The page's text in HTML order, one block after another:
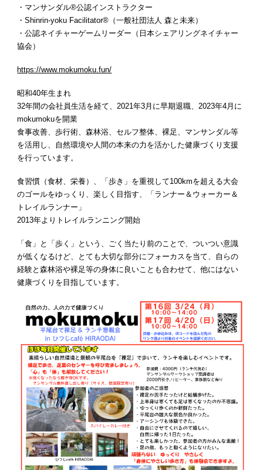
・マンサンダル®︎公認インストラクター
・Shinrin-yoku Facilitator®︎（一般社団法人 森と未来）
・公認ネイチャーゲームリーダー（日本シェアリングネイチャー
協会）
https://www.mokumoku.fun/
昭和40年生まれ
32年間の会社員生活を経て、2021年3月に早期退職、2023年4月に
mokumokuを開業
食事改善、歩行術、森林浴、セルフ整体、裸足、マンサンダル等
を活用し、自然環境や人間の本来の力を活かした健康づくり支援
を行っています。
食習慣（食材、栄養）、「歩き」を重視して100kmを超える大会
のゴールをゆっくり、楽しく目指す、「ランナー＆ウォーカー＆
トレイルランナー」
2013年よりトレイルランニング開始
「食」と「歩く」という、ごく当たり前のことで、ついつい意識
が低くなるけど、とても大切な部分にフォーカスを当て、自らの
経験と森林浴や裸足等の身体に良いことも合わせて、他にはない
健康づくりを目指しています。